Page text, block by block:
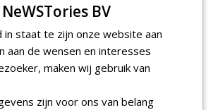
gratis kleine advertenties
zijn eigen account.
gratis advertentie
NeWSTories BV
in staat te zijn onze website aan
aan de wensen en interesses
maken wij gebruik van
zijn voor ons van belang